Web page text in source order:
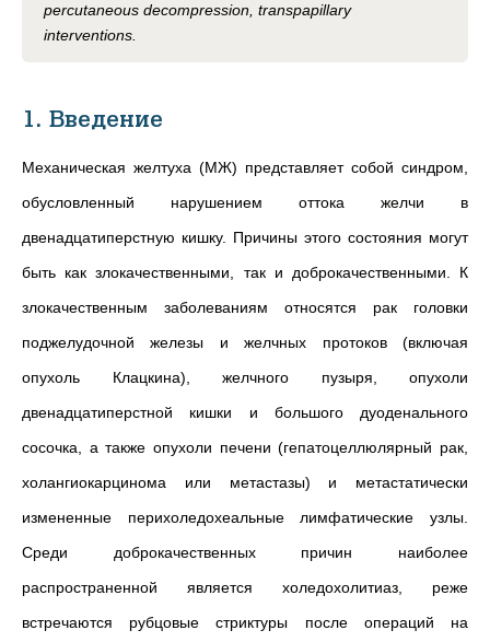
percutaneous decompression, transpapillary
interventions.
1. Введение
Механическая желтуха (МЖ) представляет собой синдром,
обусловленный нарушением оттока желчи в
двенадцатиперстную кишку. Причины этого состояния могут
быть как злокачественными, так и доброкачественными. К
злокачественным заболеваниям относятся рак головки
поджелудочной железы и желчных протоков (включая
опухоль Клацкина), желчного пузыря, опухоли
двенадцатиперстной кишки и большого дуоденального
сосочка, а также опухоли печени (гепатоцеллюлярный рак,
холангиокарцинома или метастазы) и метастатически
измененные перихоледохеальные лимфатические узлы.
Среди доброкачественных причин наиболее
распространенной является холедохолитиаз, реже
встречаются рубцовые стриктуры после операций на